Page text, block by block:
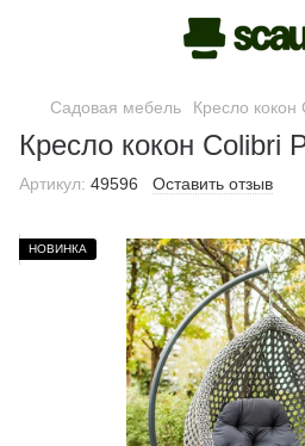
Садовая мебель Кресло кокон
Кресло кокон Colibri
Артикул: 49596 Оставить отзыв
НОВИНКА